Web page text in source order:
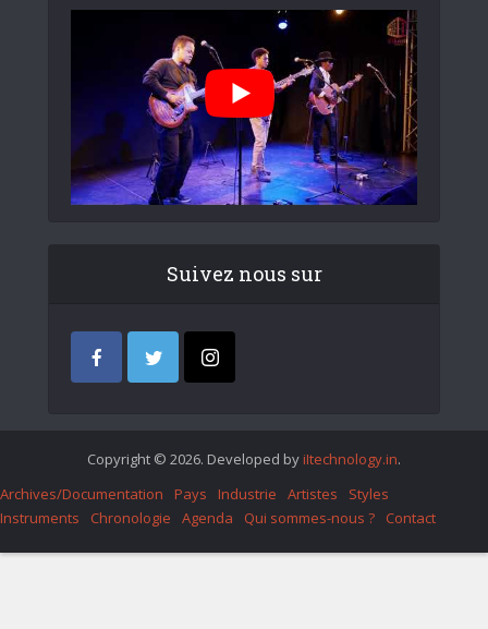
Suivez nous sur
Copyright © 2026. Developed by iItechnology.in.
Archives/Documentation
Pays Industrie Artistes
Styles
Instruments
Chronologie Agenda Qui sommes-nous ? Contact